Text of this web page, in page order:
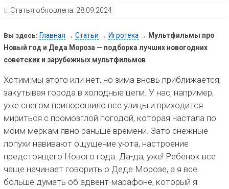
Статья обновлена: 28.09.2024
Вы здесь: Главная → Статьи → Игротека→ Мультфильмы про
Новый год и Деда Мороза — подборка лучших новогодних
советских и зарубежных мультфильмов
Хотим мы этого или нет, но зима вновь приближается,
закутывая города в холодные цепи. У нас, например,
уже снегом припорошило все улицы и приходится
мириться с промозглой погодой, которая настала по
моим меркам явно раньше времени. Зато снежные
лопухи навивают ощущение уюта, настроение
предстоящего Нового года. Да-да, уже! Ребенок все
чаще начинает говорить о Деде Морозе, а я все
больше думать об адвент-марафоне, который я